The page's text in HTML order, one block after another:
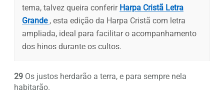
tema, talvez queira conferir Harpa Cristã Letra
Grande , esta edição da Harpa Cristã com letra
ampliada, ideal para facilitar o acompanhamento
dos hinos durante os cultos.
29 Os justos herdarão a terra, e para sempre nela
habitarão.